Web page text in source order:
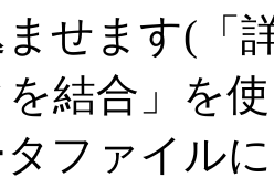
せます(「
を結合」を
ファイル